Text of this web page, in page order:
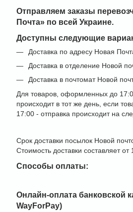
Отправляем заказы
Почта» по всей Украине.
Доступны следующие
Доставка по адресу Новая
Доставка в отделение Новой
Доставка в почтомат Новой
Для товаров, оформленных до
происходит в тот же день, если
17:00 - отправка происходит на
Срок доставки посылок Новой
Стоимость доставки составляет от
Способы оплаты:
Онлайн-оплата банковской
WayForPay)